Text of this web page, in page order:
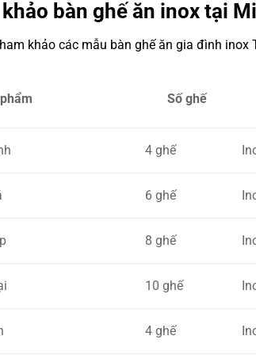
bàn ghế ăn inox tại
khảo các mẫu bàn ghế ăn gia đình
Số ghế
4 ghế
6 ghế
8 ghế
10 ghế
4 ghế